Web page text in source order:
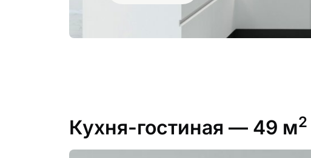
Кухня-гостиная — 49 м2